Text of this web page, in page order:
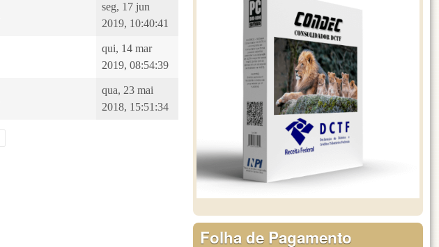
seg, 17 jun
2019, 10:40:41
qui, 14 mar
2019, 08:54:39
qua, 23 mai
2018, 15:51:34
Folha de Pagamento